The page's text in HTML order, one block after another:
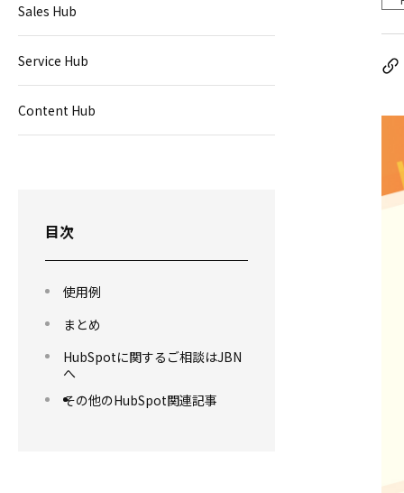
Sales Hub
Service Hub
Content Hub
目次
使用例
まとめ
HubSpotに関するご相談はJBN
へ
その他のHubSpot関連記事